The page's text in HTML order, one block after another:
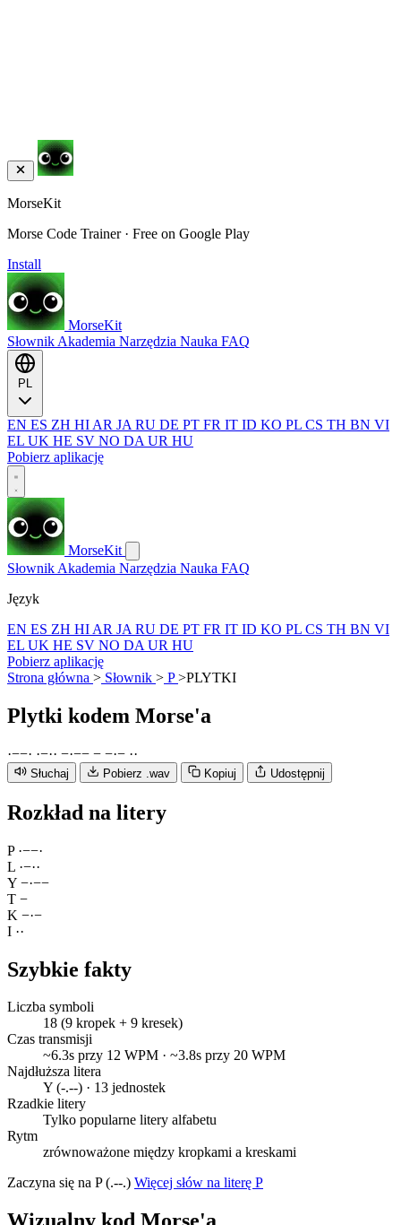
MorseKit
Morse Code Trainer · Free on Google Play
Install
MorseKit
Słownik Akademia Narzędzia Nauka FAQ
EN ES ZH HI AR JA RU DE PT FR IT ID KO PL CS TH BN VI
EL UK HE SV NO DA UR HU
Pobierz aplikację
MorseKit
Słownik Akademia Narzędzia Nauka FAQ
Język
EN ES ZH HI AR JA RU DE PT FR IT ID KO PL CS TH BN VI
EL UK HE SV NO DA UR HU
Pobierz aplikację
Strona główna > Słownik > P>PLYTKI
Plytki kodem Morse'a
·−−· ·−·· −·−− − −·− ··
Słuchaj Pobierz .wav Kopiuj Udostępnij
Rozkład na litery
P ·−−·
L ·−··
Y −·−−
T −
K −·−
I ··
Szybkie fakty
Liczba symboli
18 (9 kropek + 9 kresek)
Czas transmisji
~6.3s przy 12 WPM · ~3.8s przy 20 WPM
Najdłuższa litera
Y (-.--) · 13 jednostek
Rzadkie litery
Tylko popularne litery alfabetu
Rytm
zrównoważone między kropkami a kreskami
Zaczyna się na P (.--.) Więcej słów na literę P